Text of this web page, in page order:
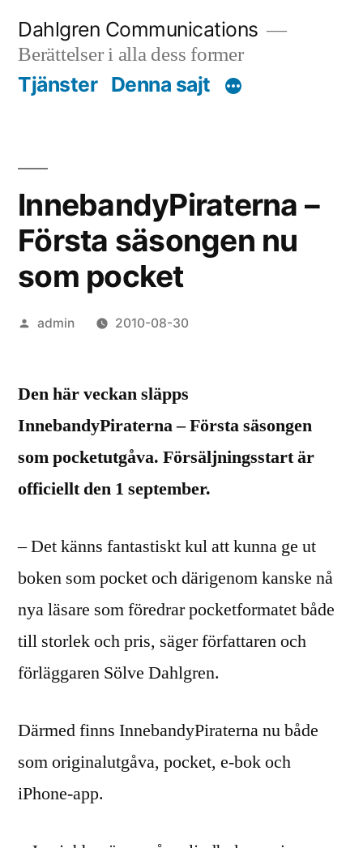
content
Dahlgren Communications
Berättelser i alla dess former
Tjänster Denna sajt
InnebandyPiraterna –
Första säsongen nu
som pocket
Posted
admin 2010-08-30
Den här veckan släpps
InnebandyPiraterna – Första säsongen
som pocketutgåva. Försäljningsstart är
officiellt den 1 september.
– Det känns fantastiskt kul att kunna ge ut
boken som pocket och därigenom kanske nå
nya läsare som föredrar pocketformatet både
till storlek och pris, säger författaren och
förläggaren Sölve Dahlgren.
Därmed finns InnebandyPiraterna nu både
som originalutgåva, pocket, e-bok och
iPhone-app.